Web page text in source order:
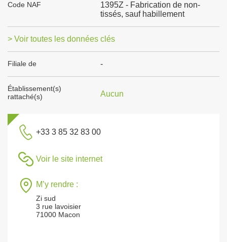
Code NAF
1395Z - Fabrication de non-
tissés, sauf habillement
> Voir toutes les données clés
Filiale de -
Établissement(s)
rattaché(s)
Aucun
+33 3 85 32 83 00
Voir le site internet
M’y rendre :
Zi sud
3 rue lavoisier
71000 Macon